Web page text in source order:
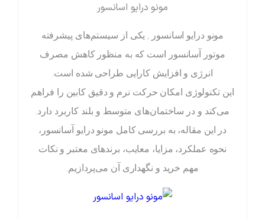
مونو درایو اسانسور
مونو درایو اسانسور , یکی از سیستم‌های پیشرفته
موتور آسانسور است که به منظور کاهش مصرف
انرژی و افزایش کارایی طراحی شده است.
این تکنولوژی امکان حرکت نرم و دقیق کابین را فراهم
می‌کند و در ساختمان‌های متوسط و بلند کاربرد دارد.
در این مقاله، به بررسی کامل مونو درایو آسانسور،
نحوه عملکرد، مزایا، معایب، برندهای معتبر و نکات
مهم خرید و نگهداری آن می‌پردازیم.